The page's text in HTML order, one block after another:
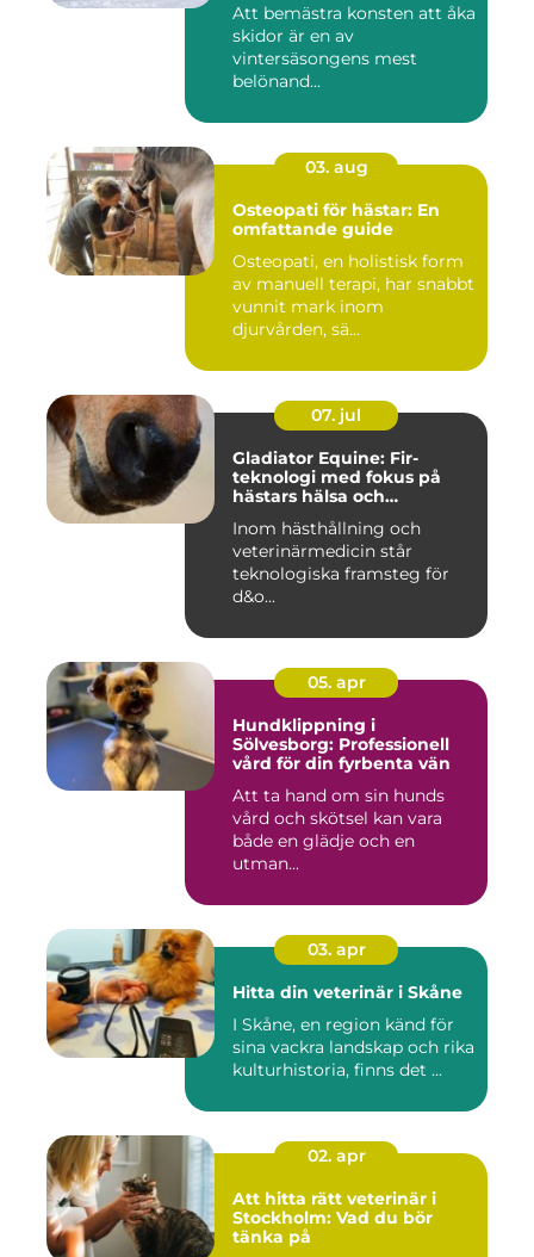
Att bemästra konsten att åka
skidor är en av
vintersäsongens mest
belönand...
03. aug
Osteopati för hästar: En
omfattande guide
Osteopati, en holistisk form
av manuell terapi, har snabbt
vunnit mark inom
djurvården, sä...
07. jul
Gladiator Equine: Fir-
teknologi med fokus på
hästars hälsa och
Inom hästhållning och
veterinärmedicin står
teknologiska framsteg för
d&o...
05. apr
Hundklippning i
Sölvesborg: Professionell
vård för din fyrbenta vän
Att ta hand om sin hunds
vård och skötsel kan vara
både en glädje och en
utman...
03. apr
Hitta din veterinär i Skåne
I Skåne, en region känd för
sina vackra landskap och rika
kulturhistoria, finns det ...
02. apr
Att hitta rätt veterinär i
Stockholm: Vad du bör
tänka på